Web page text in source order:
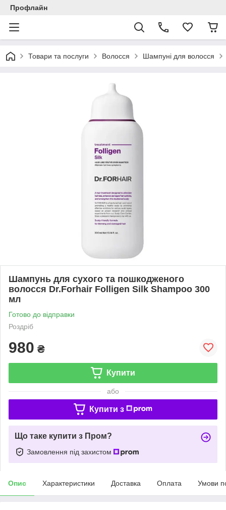
Профлайн
Товари та послуги Волосся Шампуні для волосся
Шампунь для сухого та пошкодженого
волосся Dr.Forhair Folligen Silk Shampoo 300
мл
Готово до відправки
Роздріб
980 ₴
Купити
або
Купити з
Що таке купити з Пром?
Замовлення під захистом
Опис Характеристики Доставка Оплата Умови